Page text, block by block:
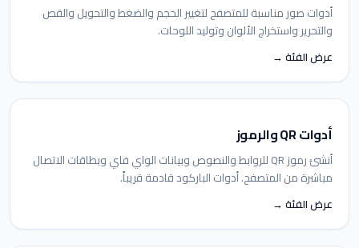
أدوات صور مناسبة للمتصفح لتغيير الحجم والضغط والتحويل والقص
والتحرير واستخراج الألوان وتوليد اللوحات.
عرض الفئة →
أدوات QR والرموز
أنشئ رموز QR للروابط والنصوص وبيانات الواي فاي وبطاقات الاتصال
مباشرة من المتصفح. أدوات الباركود قادمة قريباً.
عرض الفئة →